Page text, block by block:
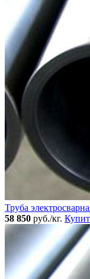
Труба
58 850 руб./кг.